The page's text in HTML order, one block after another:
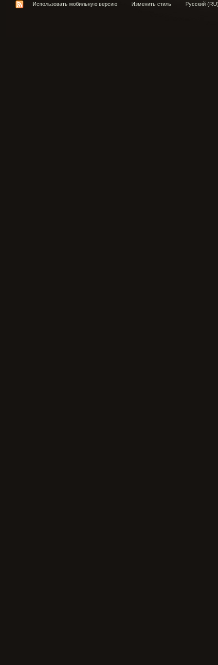
Использовать мобильную версию Изменить стиль Русский